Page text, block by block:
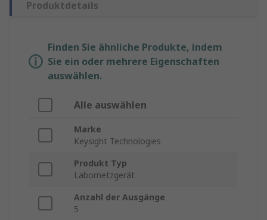
Produktdetails
Finden Sie ähnliche Produkte, indem
Sie ein oder mehrere Eigenschaften
auswählen.
Alle auswählen
Marke
Keysight Technologies
Produkt Typ
Labornetzgerät
Anzahl der Ausgänge
5